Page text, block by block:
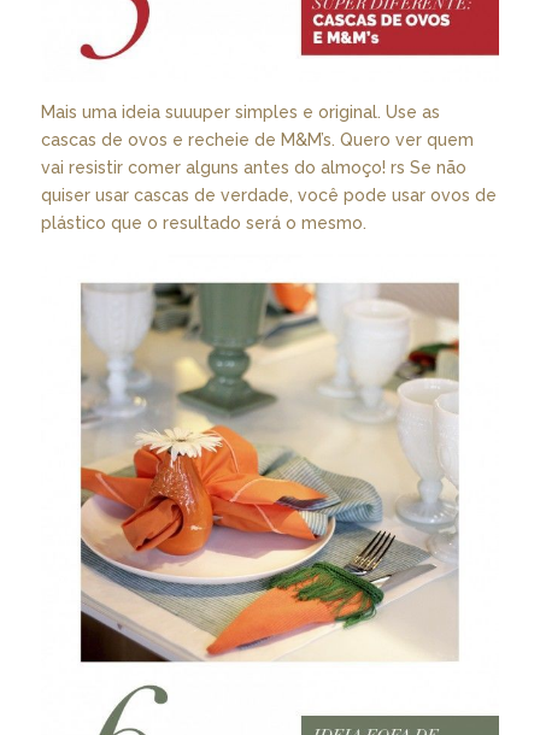
Mais uma ideia suuuper simples e original. Use as
cascas de ovos e recheie de M&M’s. Quero ver quem
vai resistir comer alguns antes do almoço! rs Se não
quiser usar cascas de verdade, você pode usar ovos de
plástico que o resultado será o mesmo.